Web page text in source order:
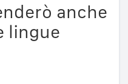
anche
lingue